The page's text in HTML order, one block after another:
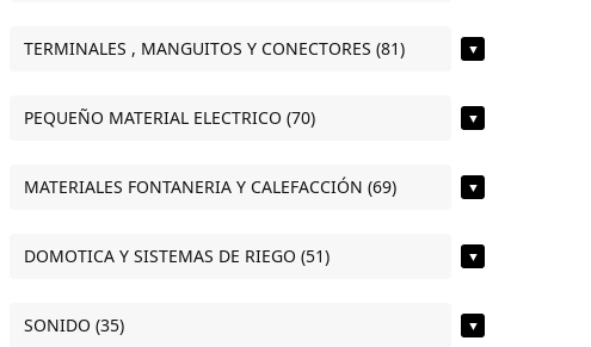
TERMINALES , MANGUITOS Y CONECTORES (81) ▼
PEQUEÑO MATERIAL ELECTRICO (70) ▼
MATERIALES FONTANERIA Y CALEFACCIÓN (69) ▼
DOMOTICA Y SISTEMAS DE RIEGO (51) ▼
SONIDO (35) ▼